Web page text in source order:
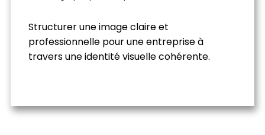
Structurer une image claire et
professionnelle pour une entreprise à
travers une identité visuelle cohérente.